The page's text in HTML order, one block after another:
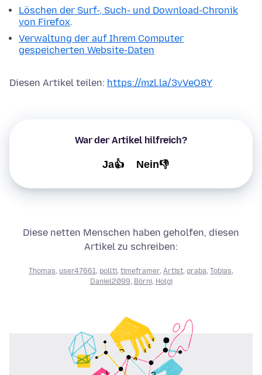
Löschen der Surf-, Such- und Download-Chronik
von Firefox.
Verwaltung der auf Ihrem Computer
gespeicherten Website-Daten
Diesen Artikel teilen: https://mzl.la/3vVeO8Y
War der Artikel hilfreich?
Ja👍 Nein👎
Diese netten Menschen haben geholfen, diesen
Artikel zu schreiben:
Thomas user47661 pollti timeframer, Artist graba Tobias
Daniel2099 Börni, Holgi